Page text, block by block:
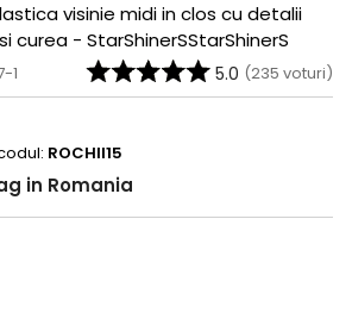
visinie midi in clos cu detalii
curea - StarShinerSStarShinerS
1 5.0 (235 voturi)
ROCHII15
in Romania